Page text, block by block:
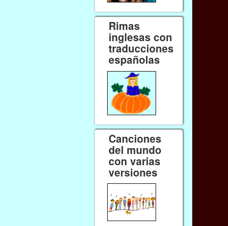
Rimas
inglesas con
traducciones
españolas
Canciones
del mundo
con varias
versiones